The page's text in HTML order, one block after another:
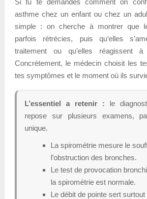
asthme chez un enfant ou chez un
simple : on cherche à montrer que
parfois rétrécies, puis qu’elles
traitement ou qu’elles réagissent à
Concrètement, le médecin choisit les
tes symptômes et le moment où ils
L’essentiel a retenir : le
repose sur plusieurs examens,
unique.
La spirométrie mesure le
l’obstruction des bronches.
Le test de provocation
la spirométrie est normale.
Le débit de pointe sert